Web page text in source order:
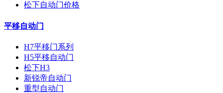
松下自动门价格
平移自动门
H7平移门系列
H5平移自动门
松下H3
新锐帝自动门
重型自动门